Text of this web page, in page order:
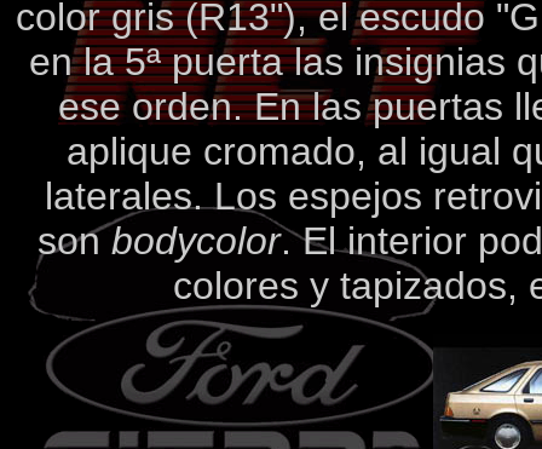
color gris (R13"), el escudo
en la 5ª puerta las insignias
ese orden. En las puertas
aplique cromado, al igual
laterales. Los espejos
sonbodycolor. El interior
colores y tapizados,